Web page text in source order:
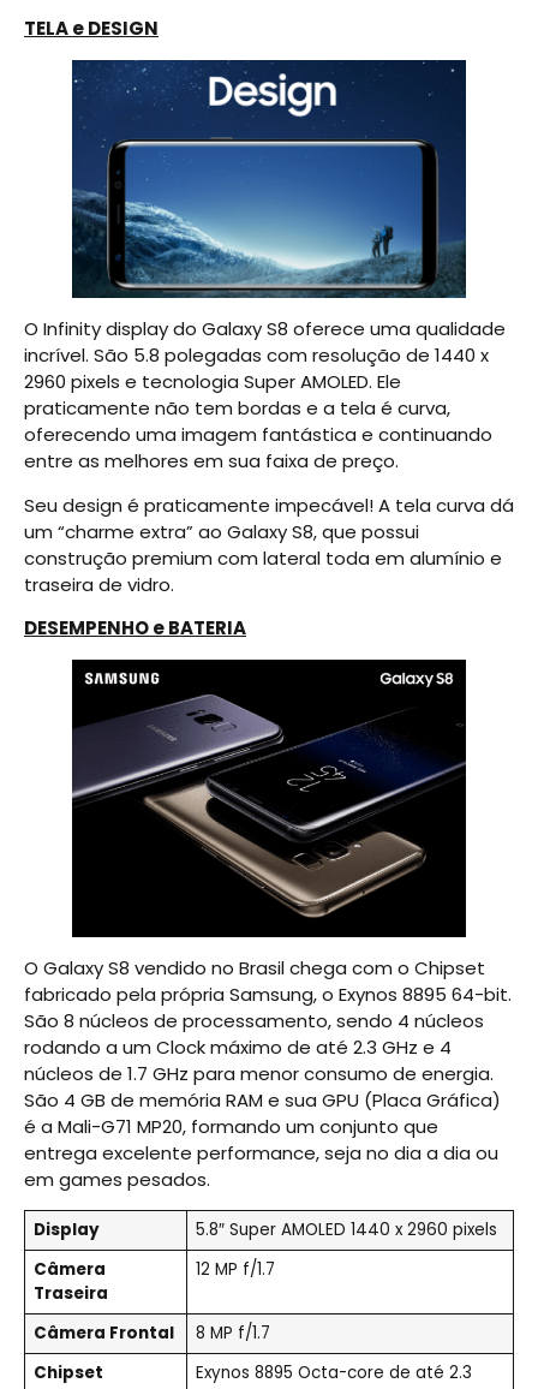
TELA e DESIGN
O Infinity display do Galaxy S8 oferece uma qualidade
incrível. São 5.8 polegadas com resolução de 1440 x
2960 pixels e tecnologia Super AMOLED. Ele
praticamente não tem bordas e a tela é curva,
oferecendo uma imagem fantástica e continuando
entre as melhores em sua faixa de preço.
Seu design é praticamente impecável! A tela curva dá
um “charme extra” ao Galaxy S8, que possui
construção premium com lateral toda em alumínio e
traseira de vidro.
DESEMPENHO e BATERIA
O Galaxy S8 vendido no Brasil chega com o Chipset
fabricado pela própria Samsung, o Exynos 8895 64-bit.
São 8 núcleos de processamento, sendo 4 núcleos
rodando a um Clock máximo de até 2.3 GHz e 4
núcleos de 1.7 GHz para menor consumo de energia.
São 4 GB de memória RAM e sua GPU (Placa Gráfica)
é a Mali-G71 MP20, formando um conjunto que
entrega excelente performance, seja no dia a dia ou
em games pesados.
Display
5.8″ Super AMOLED 1440 x 2960 pixels
Câmera
Traseira
12 MP f/1.7
Câmera Frontal
8 MP f/1.7
Chipset
Exynos 8895 Octa-core de até 2.3